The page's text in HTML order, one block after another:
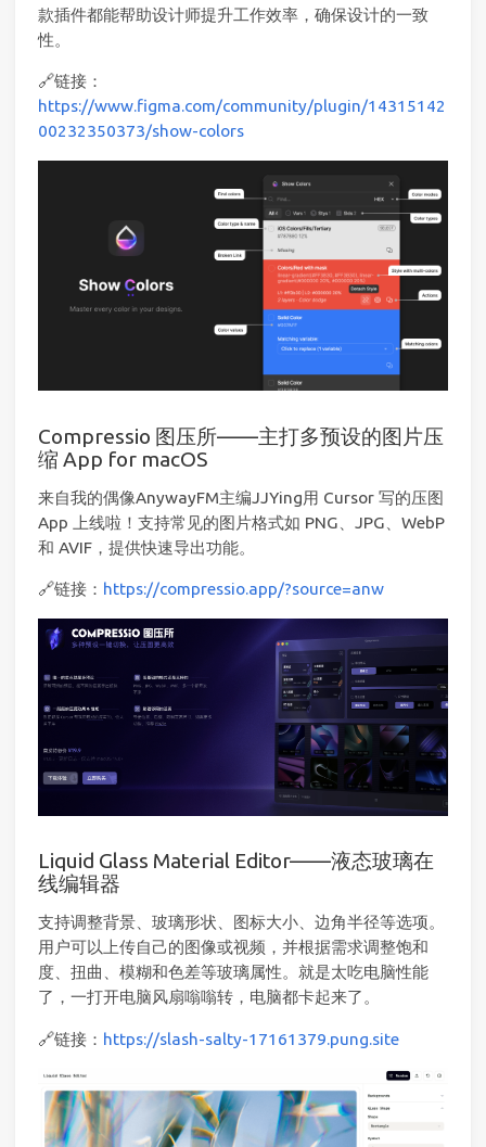
款插件都能帮助设计师提升工作效率，确保设计的一致
性。
🔗链接：
https://www.figma.com/community/plugin/14315142
00232350373/show-colors
Compressio 图压所——主打多预设的图片压
缩 App for macOS
来自我的偶像AnywayFM主编JJYing用 Cursor 写的压图
App 上线啦！支持常见的图片格式如 PNG、JPG、WebP
和 AVIF，提供快速导出功能。
🔗链接： https://compressio.app/?source=anw
Liquid Glass Material Editor——液态玻璃在
线编辑器
支持调整背景、玻璃形状、图标大小、边角半径等选项。
用户可以上传自己的图像或视频，并根据需求调整饱和
度、扭曲、模糊和色差等玻璃属性。就是太吃电脑性能
了，一打开电脑风扇嗡嗡转，电脑都卡起来了。
🔗链接： https://slash-salty-17161379.pung.site